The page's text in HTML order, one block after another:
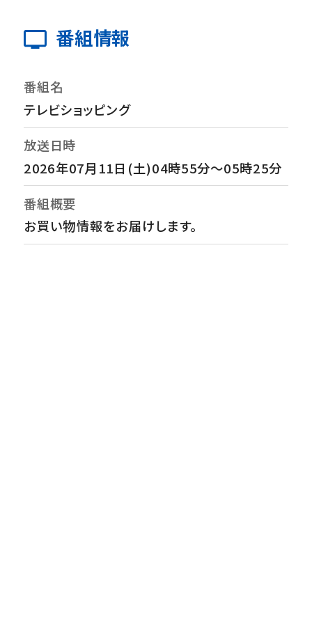
番組情報
番組名
テレビショッピング
放送日時
2026年07月11日(土)04時55分～05時25分
番組概要
お買い物情報をお届けします。